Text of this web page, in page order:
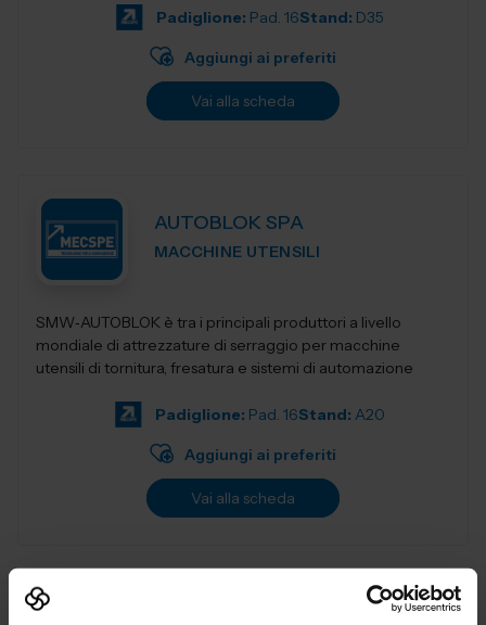
Padiglione: Pad. 16Stand: D35
Aggiungi ai preferiti
Vai alla scheda
AUTOBLOK SPA
MACCHINE UTENSILI
SMW‑AUTOBLOK è tra i principali produttori a livello
mondiale di attrezzature di serraggio per macchine
utensili di tornitura, fresatura e sistemi di automazione
Padiglione: Pad. 16Stand: A20
Aggiungi ai preferiti
Vai alla scheda
AUTOMATOR MARKING